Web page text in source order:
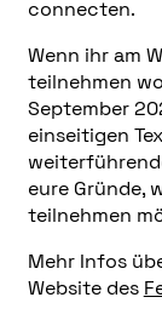
connecten.
Wenn ihr am
teilnehmen
September
einseitigen
eure Gründe,
teilnehmen
Mehr Infos
Website des